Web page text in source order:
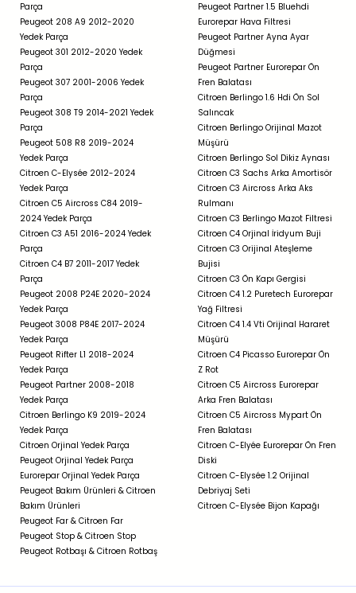
Parça
Peugeot 208 A9 2012-2020
Yedek Parça
Peugeot 301 2012-2020 Yedek
Parça
Peugeot 307 2001-2006 Yedek
Parça
Peugeot 308 T9 2014-2021 Yedek
Parça
Peugeot 508 R8 2019-2024
Yedek Parça
Citroen C-Elysée 2012-2024
Yedek Parça
Citroen C5 Aircross C84 2019-
2024 Yedek Parça
Citroen C3 A51 2016-2024 Yedek
Parça
Citroen C4 B7 2011-2017 Yedek
Parça
Peugeot 2008 P24E 2020-2024
Yedek Parça
Peugeot 3008 P84E 2017-2024
Yedek Parça
Peugeot Rifter L1 2018-2024
Yedek Parça
Peugeot Partner 2008-2018
Yedek Parça
Citroen Berlingo K9 2019-2024
Yedek Parça
Citroen Orjinal Yedek Parça
Peugeot Orjinal Yedek Parça
Eurorepar Orjinal Yedek Parça
Peugeot Bakım Ürünleri & Citroen
Bakım Ürünleri
Peugeot Far & Citroen Far
Peugeot Stop & Citroen Stop
Peugeot Rotbaşı & Citroen Rotbaş
Peugeot Partner 1.5 Bluehdi
Eurorepar Hava Filtresi
Peugeot Partner Ayna Ayar
Düğmesi
Peugeot Partner Eurorepar Ön
Fren Balatası
Citroen Berlingo 1.6 Hdi Ön Sol
Salıncak
Citroen Berlingo Orijinal Mazot
Müşürü
Citroen Berlingo Sol Dikiz Aynası
Citroen C3 Sachs Arka Amortisör
Citroen C3 Aircross Arka Aks
Rulmanı
Citroen C3 Berlingo Mazot Filtresi
Citroen C4 Orjinal İridyum Buji
Citroen C3 Orijinal Ateşleme
Bujisi
Citroen C3 Ön Kapı Gergisi
Citroen C4 1.2 Puretech Eurorepar
Yağ Filtresi
Citroen C4 1.4 Vti Orijinal Hararet
Müşürü
Citroen C4 Picasso Eurorepar Ön
Z Rot
Citroen C5 Aircross Eurorepar
Arka Fren Balatası
Citroen C5 Aircross Mypart Ön
Fren Balatası
Citroen C-Elyée Eurorepar Ön Fren
Diski
Citroen C-Elysée 1.2 Orijinal
Debriyaj Seti
Citroen C-Elysée Bijon Kapağı